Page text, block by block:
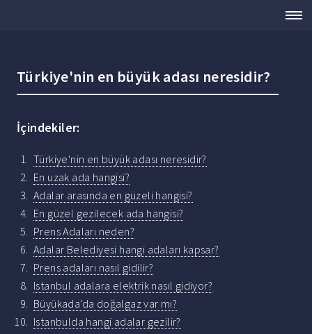
Türkiye'nin en büyük adası neresidir?
İçindekiler:
Türkiye'nin en büyük adası neresidir?
En uzak ada hangisi?
Adalar arasında en güzeli hangisi?
En güzel gezilecek ada hangisi?
Prens Adaları neden?
Adalar Belediyesi hangi adaları kapsar?
Prens adaları nasıl gidilir?
Istanbul adalara elektrik nasıl gidiyor?
Büyükada'da doğalgaz var mı?
Istanbulda hangi adalar gezilir?